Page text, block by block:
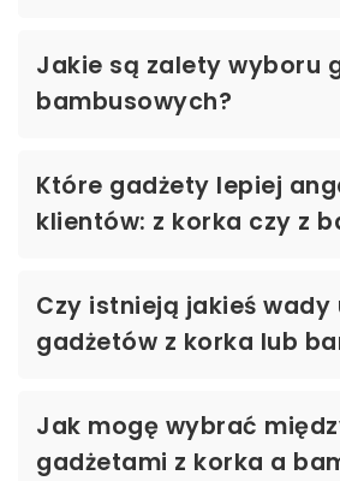
Jakie są zalety wyboru
bambusowych?
Które gadżety lepiej
klientów: z korka czy z
Czy istnieją jakieś wady
gadżetów z korka lub
Jak mogę wybrać
gadżetami z korka a